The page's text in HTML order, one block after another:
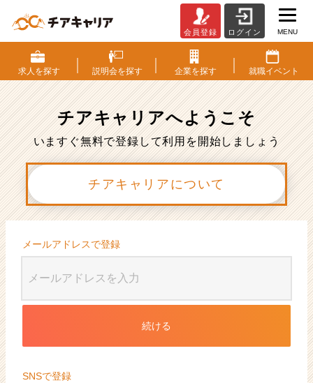
員
登
録
ベ
ン
チ
ャ
成
企
か
ら
ス
カ
ウ
届
会員登録 ログイン MENU
求人を探す 説明会を探す 企業を探す 就職イベント
チアキャリアへようこそ
いますぐ無料で登録して利用を開始しましょう
チアキャリアについて
メールアドレスで登録
続ける
SNSで登録